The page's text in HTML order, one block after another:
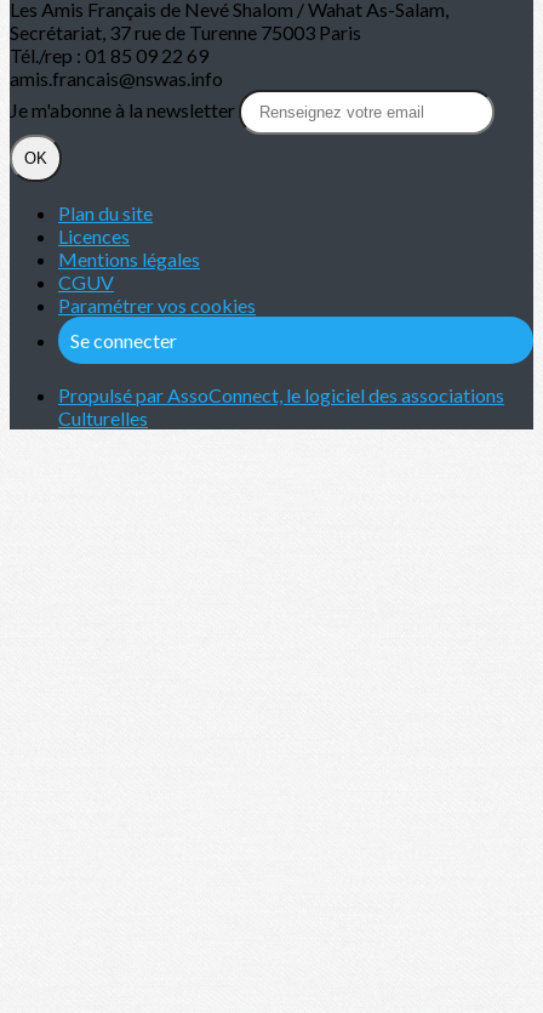
Les Amis Français de Nevé Shalom / Wahat As-Salam,
Secrétariat, 37 rue de Turenne 75003 Paris
Tél./rep : 01 85 09 22 69
amis.francais@nswas.info
Je m'abonne à la newsletter
OK
Plan du site
Licences
Mentions légales
CGUV
Paramétrer vos cookies
Se connecter
Propulsé par AssoConnect, le logiciel des associations
Culturelles